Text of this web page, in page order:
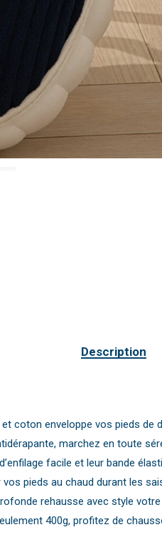
Description
et coton enveloppe vos pieds
marchez en toute
facile et leur bande
vos pieds au chaud durant les
rehausse avec style votre
400g, profitez de